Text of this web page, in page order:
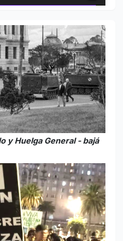
y Huelga General - bajá